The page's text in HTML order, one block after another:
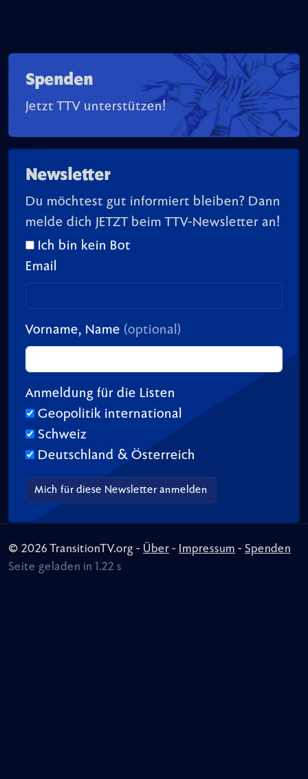
Spenden
Jetzt TTV unterstützen!
Newsletter
Du möchtest gut informiert bleiben? Dann
melde dich JETZT beim TTV-Newsletter an!
Ich bin kein Bot
Email
Vorname, Name (optional)
Anmeldung für die Listen
Geopolitik international
Schweiz
Deutschland & Österreich
© 2026 TransitionTV.org - Über - Impressum - Spenden
Seite geladen in 1.22 s